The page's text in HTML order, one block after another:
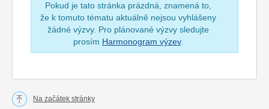
Pokud je tato stránka prázdná, znamená to,
že k tomuto tématu aktuálně nejsou vyhlášeny
žádné výzvy. Pro plánované výzvy sledujte
prosím Harmonogram výzev.
Na začátek stránky